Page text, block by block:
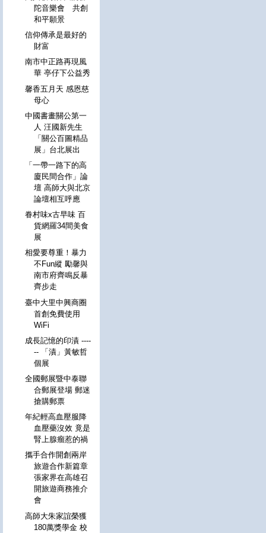
陀音樂會 共創
和平願景
信仰傳承是最好的
財富
南市中正路再現風
華 亭仔下公益秀
馨香五月天 感恩慈
母心
中國書畫關公第一
人 汪國新先生
「關公百圖精品
展」台北展出
「一帶一路下的高
廈民間合作」論
壇 高師大與北京
論壇相互呼應
眷村味x古早味 百
貨網羅34間美食
展
相愛要尊重！暴力
不Fun縱 勵馨與
南市府齊鳴反暴
齊步走
臺中大里中興商圈
首創免費使用
WiFi
成長記憶的印漬 ----
-- 「漬」黃敏哲
個展
全國郵展暨中泰聯
合郵展登場 郵迷
搶購郵票
年紀輕高血壓服降
血壓藥沒效 竟是
腎上腺瘤惹的禍
攜手合作開創兩岸
旅遊合作新篇章
張家界在高雄召
開旅遊商務推介
會
高師大朱家誼榮獲
180萬獎學金 校